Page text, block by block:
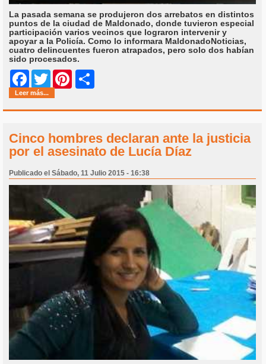
La pasada semana se produjeron dos arrebatos en distintos
puntos de la ciudad de Maldonado, donde tuvieron especial
participación varios vecinos que lograron intervenir y
apoyar a la Policía. Como lo informara MaldonadoNoticias,
cuatro delincuentes fueron atrapados, pero solo dos habían
sido procesados.
Facebook
Twitter Pinterest
Leer más...
Cinco hombres declaran ante la justicia
por el asesinato de Lucía Díaz
Publicado el Sábado, 11 Julio 2015 - 16:38